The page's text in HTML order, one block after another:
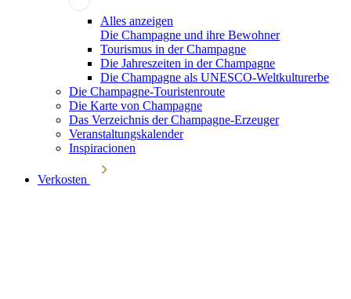
Alles anzeigen
Die Champagne und ihre Bewohner
Tourismus in der Champagne
Die Jahreszeiten in der Champagne
Die Champagne als UNESCO-Weltkulturerbe
Die Champagne-Touristenroute
Die Karte von Champagne
Das Verzeichnis der Champagne-Erzeuger
Veranstaltungskalender
Inspiracionen
Verkosten